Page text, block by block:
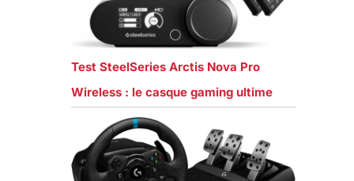
Test SteelSeries Arctis Nova Pro
Wireless : le casque gaming ultime